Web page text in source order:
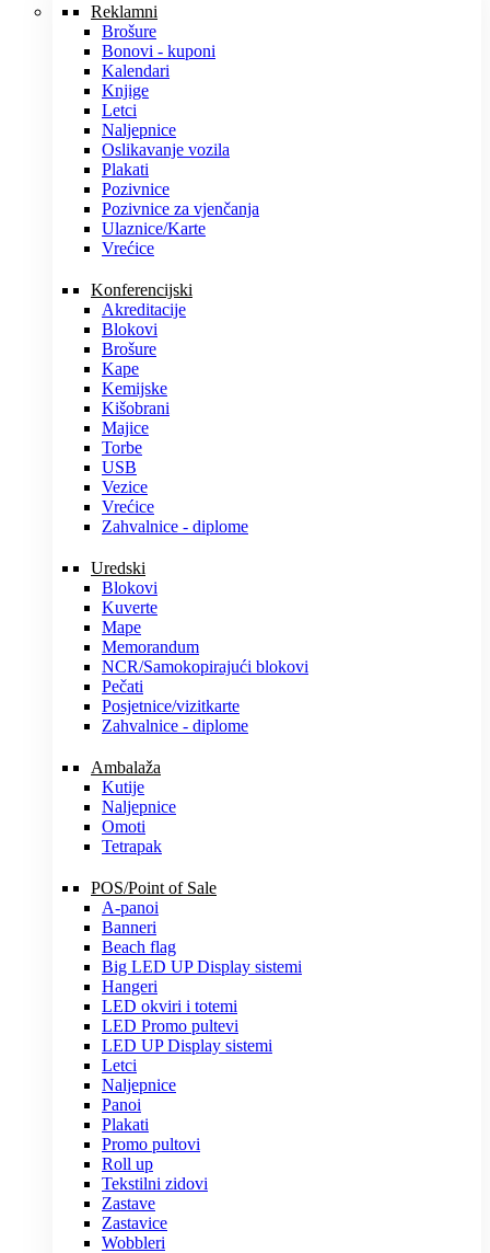
Reklamni
Brošure
Bonovi - kuponi
Kalendari
Knjige
Letci
Naljepnice
Oslikavanje vozila
Plakati
Pozivnice
Pozivnice za vjenčanja
Ulaznice/Karte
Vrećice
Konferencijski
Akreditacije
Blokovi
Brošure
Kape
Kemijske
Kišobrani
Majice
Torbe
USB
Vezice
Vrećice
Zahvalnice - diplome
Uredski
Blokovi
Kuverte
Mape
Memorandum
NCR/Samokopirajući blokovi
Pečati
Posjetnice/vizitkarte
Zahvalnice - diplome
Ambalaža
Kutije
Naljepnice
Omoti
Tetrapak
POS/Point of Sale
A-panoi
Banneri
Beach flag
Big LED UP Display sistemi
Hangeri
LED okviri i totemi
LED Promo pultevi
LED UP Display sistemi
Letci
Naljepnice
Panoi
Plakati
Promo pultovi
Roll up
Tekstilni zidovi
Zastave
Zastavice
Wobbleri